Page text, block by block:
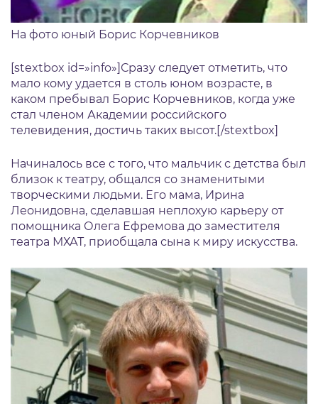
На фото юный Борис Корчевников
[stextbox id=»info»]Сразу следует отметить, что
мало кому удается в столь юном возрасте, в
каком пребывал Борис Корчевников, когда уже
стал членом Академии российского
телевидения, достичь таких высот.[/stextbox]
Начиналось все с того, что мальчик с детства был
близок к театру, общался со знаменитыми
творческими людьми. Его мама, Ирина
Леонидовна, сделавшая неплохую карьеру от
помощника Олега Ефремова до заместителя
театра МХАТ, приобщала сына к миру искусства.